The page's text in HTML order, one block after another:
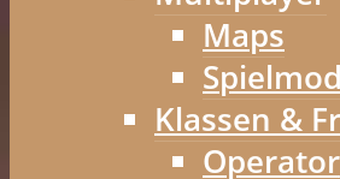
Maps
Klassen &
Operator